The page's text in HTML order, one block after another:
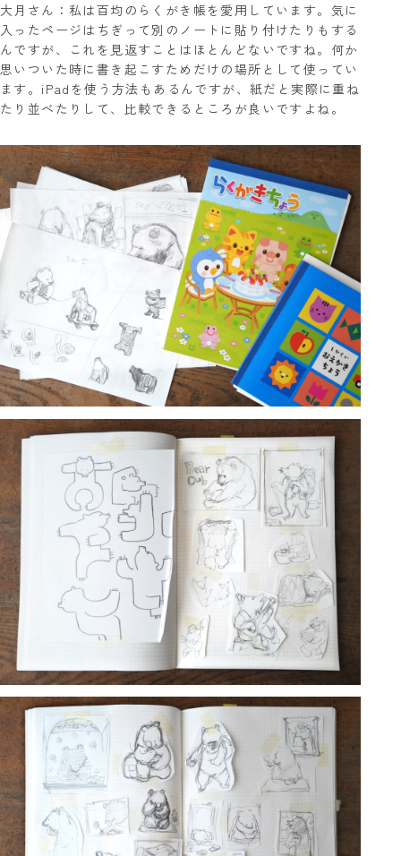
大月さん：私は百均のらくがき帳を愛用しています。気に
入ったページはちぎって別のノートに貼り付けたりもする
んですが、これを見返すことはほとんどないですね。何か
思いついた時に書き起こすためだけの場所として使ってい
ます。iPadを使う方法もあるんですが、紙だと実際に重ね
たり並べたりして、比較できるところが良いですよね。